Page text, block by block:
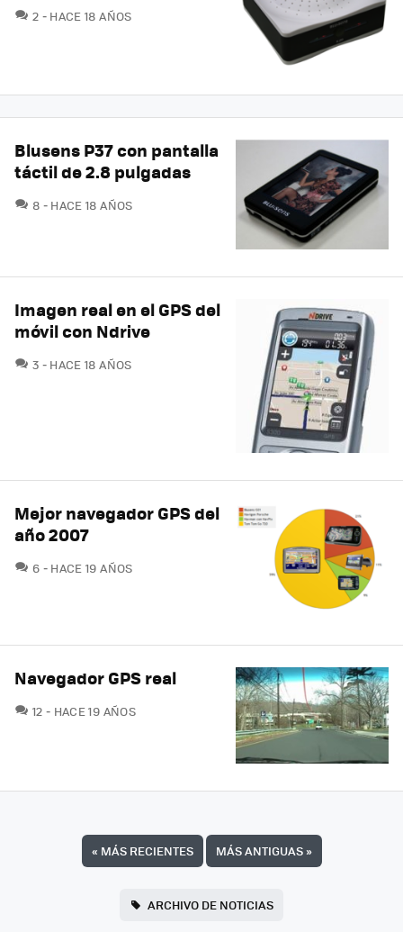
2 COMENTARIOS
HACE 18 AÑOS
Blusens P37 con pantalla
táctil de 2.8 pulgadas
8 COMENTARIOS
HACE 18 AÑOS
Imagen real en el GPS del
móvil con Ndrive
3 COMENTARIOS
HACE 18 AÑOS
Mejor navegador GPS del
año 2007
6 COMENTARIOS
HACE 19 AÑOS
Navegador GPS real
12 COMENTARIOS
HACE 19 AÑOS
« MÁS RECIENTES MÁS ANTIGUAS»
ARCHIVO DE NOTICIAS